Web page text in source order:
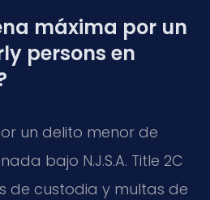
máxima por un
persons en
un delito menor de
bajo N.J.S.A. Title 2C
de custodia y multas de